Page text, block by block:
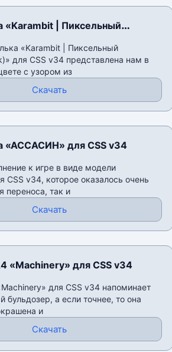
«Karambit | Пиксельный
для CSS v34
«Karambit | Пиксельный
для CSS v34 представлена нам в
с узором из
Скачать
«АССАСИН» для CSS v34
к игре в виде модели
v34, которое оказалось очень
переноса, так и
Скачать
«Machinery» для CSS v34
для CSS v34 напоминает
а если точнее, то она
и
Скачать